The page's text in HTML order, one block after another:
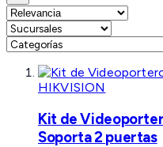
HIKVISION
Kit de
Soporta 2 puertas